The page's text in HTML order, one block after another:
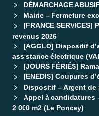
DÉMARCHAGE
Mairie – Fermeture
[FRANCE SERVICES]
revenus 2026
[AGGLO] Dispositif
assistance électrique
[JOURS FÉRIÉS]
[ENEDIS] Coupures
Dispositif – Argent de
Appel à candidatures
2 000 m2 (Le Poncey)